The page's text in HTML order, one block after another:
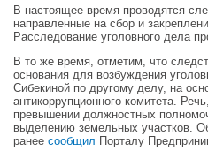
В настоящее время проводятся
направленные на сбор и
Расследование уголовного дела
В то же время, отметим, что
основания для возбуждения
Сибекиной по другому делу, на
антикоррупционного комитета.
превышении должностных
выделению земельных участков.
ранее сообщил Порталу